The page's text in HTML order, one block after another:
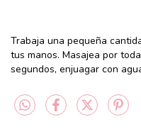
Trabaja una pequeña
tus manos. Masajea por
segundos, enjuagar con